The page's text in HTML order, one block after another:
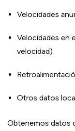
Velocidades
Velocidades en
velocidad)
Otros datos
Obtenemos datos